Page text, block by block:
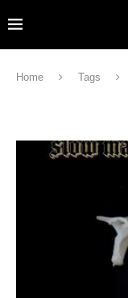
Home Tags